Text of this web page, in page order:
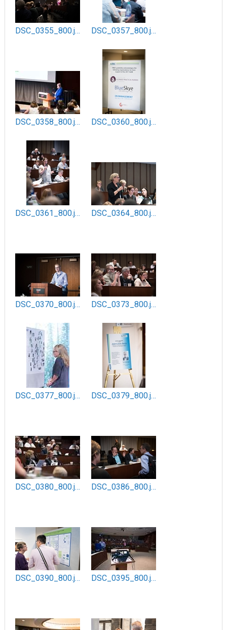
DSC_0355_800.jpg DSC_0357_800.jpg
DSC_0358_800.jpg DSC_0360_800.jpg
DSC_0361_800.jpg DSC_0364_800.jpg
DSC_0370_800.jpg DSC_0373_800.jpg
DSC_0377_800.jpg DSC_0379_800.jpg
DSC_0380_800.jpg DSC_0386_800.jpg
DSC_0390_800.jpg DSC_0395_800.jpg